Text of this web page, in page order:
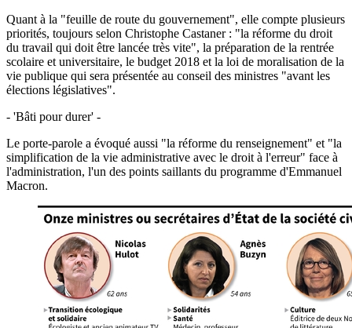
Quant à la "feuille de route du gouvernement", elle compte plusieurs
priorités, toujours selon Christophe Castaner : "la réforme du droit
du travail qui doit être lancée très vite", la préparation de la rentrée
scolaire et universitaire, le budget 2018 et la loi de moralisation de la
vie publique qui sera présentée au conseil des ministres "avant les
élections législatives".
- 'Bâti pour durer' -
Le porte-parole a évoqué aussi "la réforme du renseignement" et "la
simplification de la vie administrative avec le droit à l'erreur" face à
l'administration, l'un des points saillants du programme d'Emmanuel
Macron.